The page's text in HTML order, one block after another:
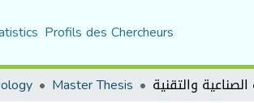
Profils des Chercheurs
Master Thesis